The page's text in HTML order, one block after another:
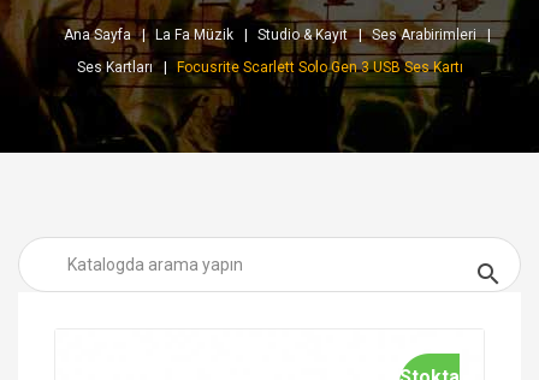
Ana Sayfa La Fa Müzik Studio & Kayıt
Ses Arabirimleri
Ses Kartları
Focusrite Scarlett Solo Gen 3 USB Ses Kartı
